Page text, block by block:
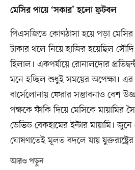
মেসির পায়ে ‘সকার’ হলো ফুটবল
পিএসজিতে কোণঠাসা হয়ে পড়া
টাকার থলে নিয়ে হাজির হয়েছিল
হিলাল। একপর্যায়ে রোনালদোর
মনে হচ্ছিল শুধুই সময়ের অপেক্ষা। এর
বার্সেলোনায় ফেরার সম্ভাবনাও বেশ
পক্ষকে ফাঁকি দিয়ে মেসিকে মায়ামির
ডেভিড বেকহামের ইন্টার মায়ামি।
ঘোষণাতেই মূলত বদলে যায়
আরও পড়ুন